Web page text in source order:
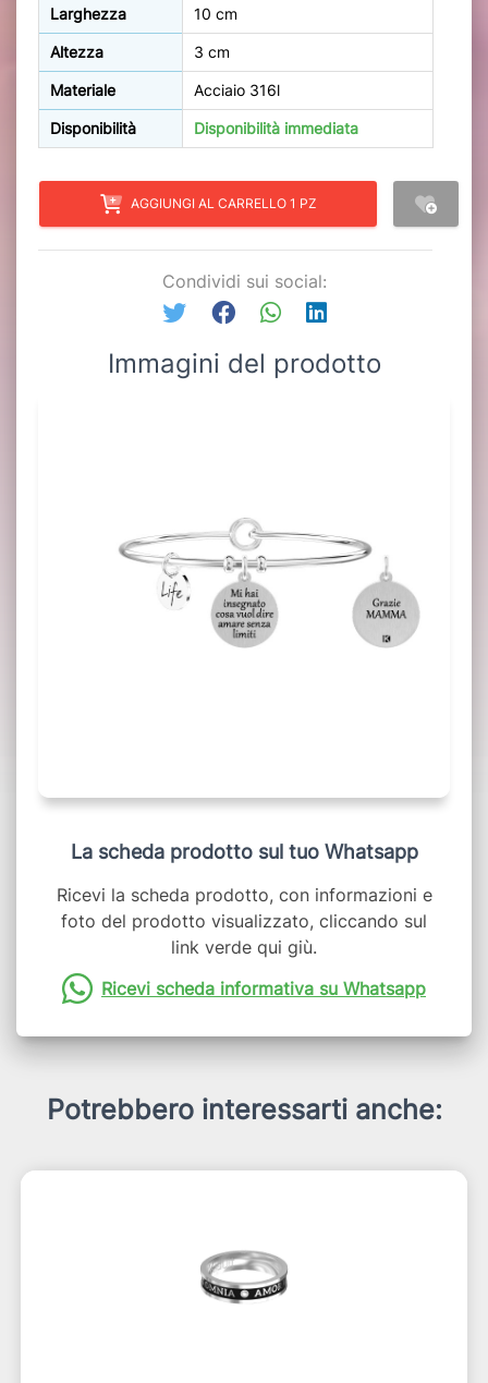
Larghezza 10 cm
Altezza 3 cm
Materiale Acciaio 316l
Disponibilità Disponibilità immediata
AGGIUNGI AL CARRELLO 1 PZ
Condividi sui social:
Immagini del prodotto
La scheda prodotto sul tuo Whatsapp
Ricevi la scheda prodotto, con informazioni e
foto del prodotto visualizzato, cliccando sul
link verde qui giù.
Ricevi scheda informativa su Whatsapp
Potrebbero interessarti anche: